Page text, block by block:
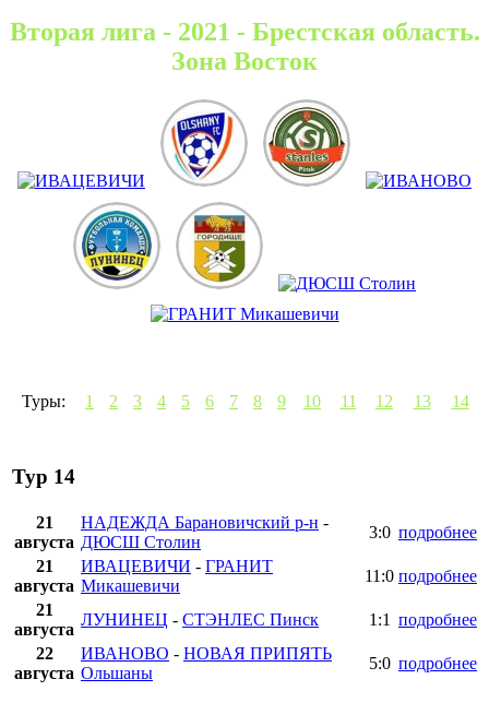
Вторая лига - 2021 - Брестская область.
Зона Восток
Туры: 1 2 3 4 5 6 7 8 9 10 11 12 13 14
Тур 14
21
августа
НАДЕЖДА Барановичский р-н -
ДЮСШ Столин
3:0 подробнее
21
августа
ИВАЦЕВИЧИ - ГРАНИТ
Микашевичи
11:0 подробнее
21
августа
ЛУНИНЕЦ - СТЭНЛЕС Пинск 1:1 подробнее
22
августа
ИВАНОВО - НОВАЯ ПРИПЯТЬ
Ольшаны
5:0 подробнее